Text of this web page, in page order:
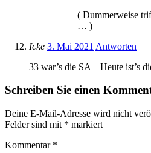
( Dummerweise
… )
Icke 3. Mai 2021 Antworten
33 war’s die SA – Heute ist’s
Schreiben Sie einen
Deine E-Mail-Adresse wird nicht
Felder sind mit * markiert
Kommentar *